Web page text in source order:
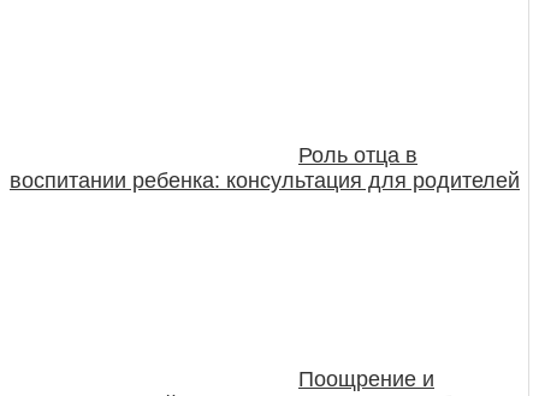
Роль отца в
воспитании ребенка: консультация для родителей
Поощрение и